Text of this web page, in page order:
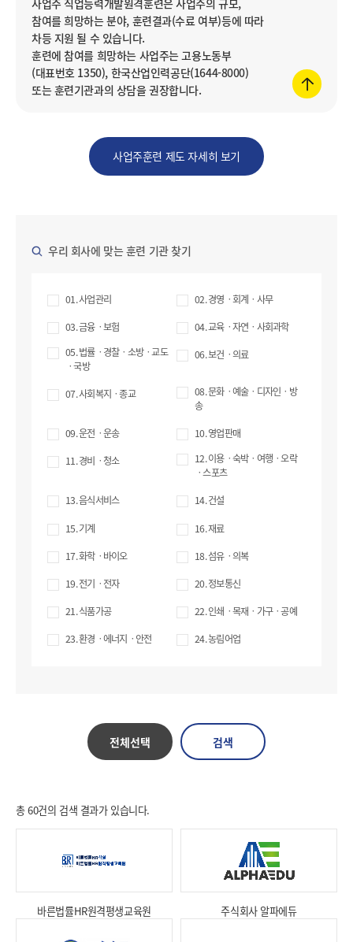
사업주 직업능력개발원격훈련은 사업주의 규모,
참여를 희망하는 분야, 훈련결과(수료 여부)등에 따라
차등 지원 될 수 있습니다.
훈련에 참여를 희망하는 사업주는 고용노동부
(대표번호 1350), 한국산업인력공단(1644-8000)
또는 훈련기관과의 상담을 권장합니다.
사업주훈련 제도 자세히 보기
우리 회사에 맞는 훈련 기관 찾기
01. 사업관리
02. 경영ㆍ회계ㆍ사무
03. 금융ㆍ보험
04. 교육ㆍ자연ㆍ사회과학
05. 법률ㆍ경찰ㆍ소방ㆍ교도
ㆍ국방
06. 보건ㆍ의료
07. 사회복지ㆍ종교
08. 문화ㆍ예술ㆍ디자인ㆍ방
송
09. 운전ㆍ운송
10. 영업판매
11. 경비ㆍ청소
12. 이용ㆍ숙박ㆍ여행ㆍ오락
ㆍ스포츠
13. 음식서비스
14. 건설
15. 기계
16. 재료
17. 화학ㆍ바이오
18. 섬유ㆍ의복
19. 전기ㆍ전자
20. 정보통신
21. 식품가공
22. 인쇄ㆍ목재ㆍ가구ㆍ공예
23. 환경ㆍ에너지ㆍ안전
24. 농림어업
전체선택 검색
총 60건의 검색 결과가 있습니다.
바른법률HR원격평생교육원
주식회사 알파에듀